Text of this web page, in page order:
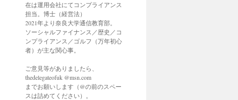
在は運用会社にてコンプライアンス
担当。博士（経営法）
2021年より奈良大学通信教育部。
ソーシャルファイナンス／歴史／コ
ンプライアンス／ゴルフ（万年初心
者）が主な関心事。
ご意見等がありましたら、
thedelegateofuk @msn.com
までお願いします（@の前のスペー
スは詰めてください）。